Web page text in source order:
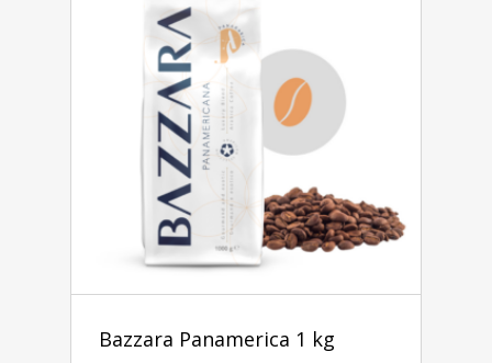
Bazzara Panamerica 1 kg